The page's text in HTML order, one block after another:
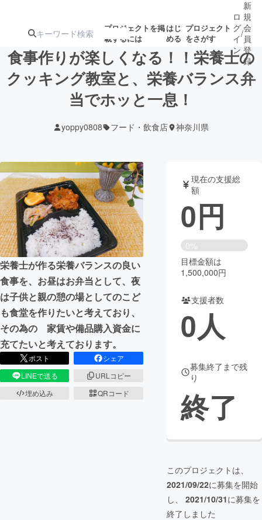
プロジェクトを掲
載するには
はじ
める
プロジェクト
をさがす
注目のリ 注目の新着プロ募集終了が近いプ
テクノロジー・ガジェット
映像・映画 書籍・雑誌
ビジネス・起業 チャレンジ
まちづくり・地域活性化
CAMPFIRE for Social Good
CAMPFIRE Creation
CAMPFIREふるさと納税
コミュニティ
ロ
グ
イ
ン
/
新
規
会
員
登
録
食事作りが楽しくなる！！栄養士の
クッキング教室と、栄養バランス弁
当でホッと一息！
yoppy0808 フード・飲食店 神奈川県
栄養士が作る栄養バランスの良い
食事を、お昼はお弁当として、夜
は子供と親の憩の場としてのこど
も食堂を作りたいと考えており、
その為の 家賃や備品購入資金に
充てたいと考えております。
ポスト
シェア
LINEで送る
URLコピー
埋め込み
QRコード
現在の支援総
額
0円
0%
目標金額は
1,500,000円
支援者数
0人
募集終了まで残
り
終了
このプロジェクトは、
2021/09/22に募集を開始
し、 2021/10/31に募集を
終了しました